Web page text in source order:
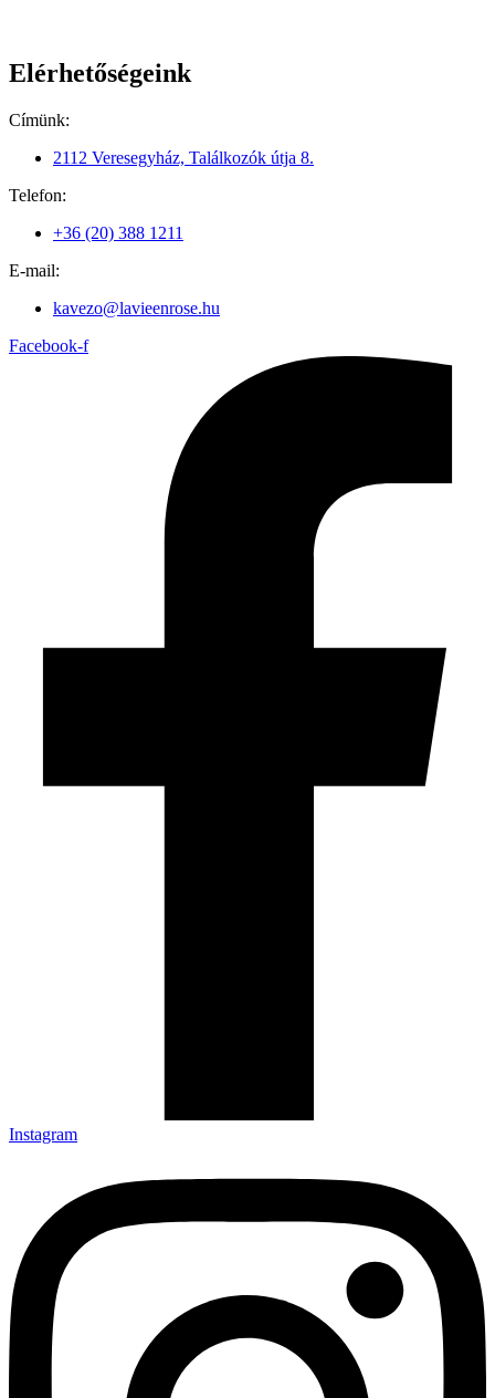
Elérhetőségeink
Címünk:
2112 Veresegyház, Találkozók útja 8.
Telefon:
+36 (20) 388 1211
E-mail:
kavezo@lavieenrose.hu
Facebook-f
Instagram